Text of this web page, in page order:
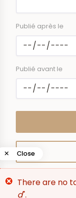
Publié après le
Publié avant le
✕ Close
Error
message
There are no
d".